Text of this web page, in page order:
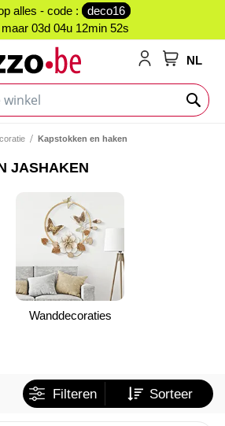
alles - code :
deco16
03d 04u 12min 52s
NL
Kapstokken en haken
JASHAKEN
Wanddecoraties
Filteren Sorteer